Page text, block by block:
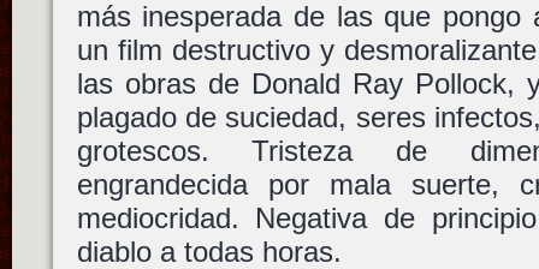
más inesperada de las que pongo
un film destructivo y
las obras de Donald Ray Pollock,
plagado de suciedad, seres
grotescos. Tristeza de
engrandecida por mala suerte,
mediocridad. Negativa de
diablo a todas horas.